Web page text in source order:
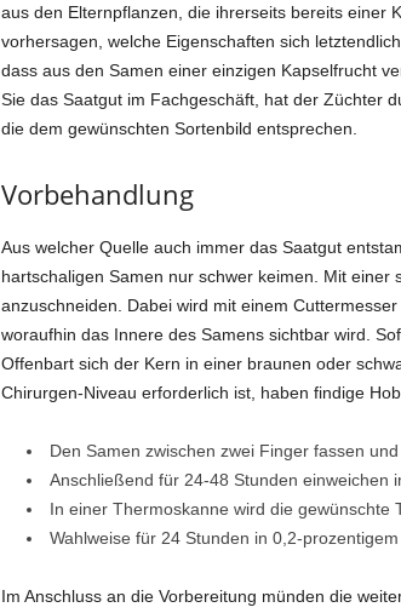
aus den Elternpflanzen, die ihrerseits bereits einer
vorhersagen, welche Eigenschaften sich
dass aus den Samen einer einzigen Kapselfrucht
Sie das Saatgut im Fachgeschäft, hat der Züchter
die dem gewünschten Sortenbild entsprechen.
Vorbehandlung
Aus welcher Quelle auch immer das Saatgut
hartschaligen Samen nur schwer keimen. Mit einer
anzuschneiden. Dabei wird mit einem
woraufhin das Innere des Samens sichtbar wird.
Offenbart sich der Kern in einer braunen oder
Chirurgen-Niveau erforderlich ist, haben findige
Den Samen zwischen zwei Finger fassen
Anschließend für 24-48 Stunden einweichen
In einer Thermoskanne wird die gewünschte
Wahlweise für 24 Stunden in 0,2-
Im Anschluss an die Vorbereitung münden die